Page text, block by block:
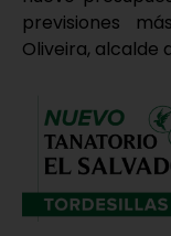
previsiones
Oliveira, alcalde